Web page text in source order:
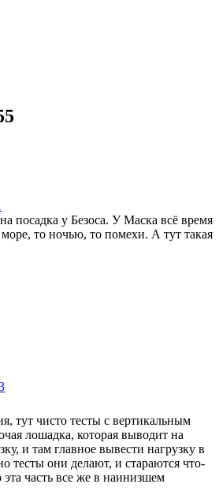
посадка у Безоса. У Маска всё время
то ночью, то помехи. А тут такая
тут чисто тесты с вертикальным
лошадка, которая выводит на
и там главное вывести нагрузку в
тесты они делают, и стараются что-
эта часть все же в наинизшем